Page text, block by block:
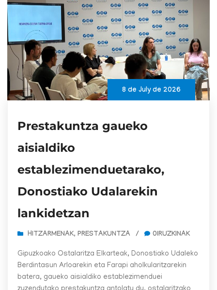
8 de July de 2026
Prestakuntza gaueko
aisialdiko
establezimenduetarako,
Donostiako Udalarekin
lankidetzan
HITZARMENAK, PRESTAKUNTZA / 0IRUZKINAK
Gipuzkoako Ostalaritza Elkarteak, Donostiako Udaleko
Berdintasun Arloarekin eta Farapi aholkularitzarekin
batera, gaueko aisialdiko establezimenduei